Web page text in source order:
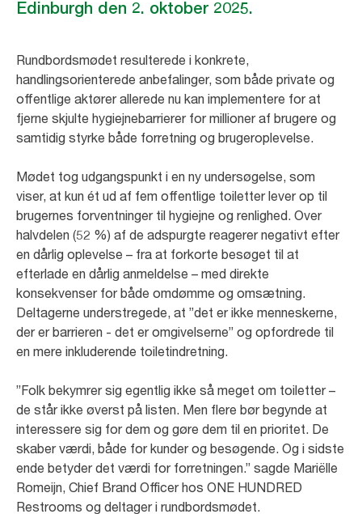
Edinburgh den 2. oktober 2025.
Rundbordsmødet resulterede i konkrete,
handlingsorienterede anbefalinger, som både private og
offentlige aktører allerede nu kan implementere for at
fjerne skjulte hygiejnebarrierer for millioner af brugere og
samtidig styrke både forretning og brugeroplevelse.
Mødet tog udgangspunkt i en ny undersøgelse, som
viser, at kun ét ud af fem offentlige toiletter lever op til
brugernes forventninger til hygiejne og renlighed. Over
halvdelen (52 %) af de adspurgte reagerer negativt efter
en dårlig oplevelse – fra at forkorte besøget til at
efterlade en dårlig anmeldelse – med direkte
konsekvenser for både omdømme og omsætning.
Deltagerne understregede, at ”det er ikke menneskerne,
der er barrieren - det er omgivelserne” og opfordrede til
en mere inkluderende toiletindretning.
”Folk bekymrer sig egentlig ikke så meget om toiletter –
de står ikke øverst på listen. Men flere bør begynde at
interessere sig for dem og gøre dem til en prioritet. De
skaber værdi, både for kunder og besøgende. Og i sidste
ende betyder det værdi for forretningen.” sagde Mariëlle
Romeijn, Chief Brand Officer hos ONE HUNDRED
Restrooms og deltager i rundbordsmødet.